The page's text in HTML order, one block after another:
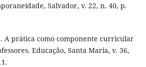
Salvador, v. 22, n. 40, p.
A prática como componente curricular
Educação, Santa Maria, v. 36,